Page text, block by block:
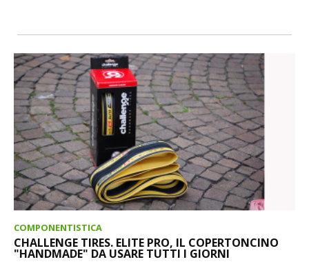
COMPONENTISTICA
CHALLENGE TIRES. ELITE PRO, IL COPERTONCINO
"HANDMADE" DA USARE TUTTI I GIORNI